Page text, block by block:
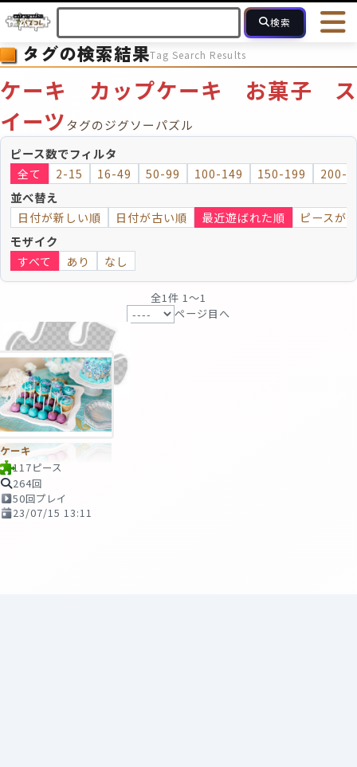
検索
HOME 会員登録
ヘルプ
お問合せ
フォローしている人のパズル
ピース数 2～15
モザイク
タグの検索結果Tag Search Results
ケーキ カップケーキ お菓子 ス
イーツタグのジグソーパズル
ピース数でフィルタ
全て 2-15 16-49 50-99 100-149 150-199 200-
並べ替え
日付が新しい順 日付が古い順 最近遊ばれた順 ピースが
モザイク
すべて あり なし
全1件 1〜1
ページ目へ
ケーキ
117ピース
264回
50回プレイ
23/07/15 13:11